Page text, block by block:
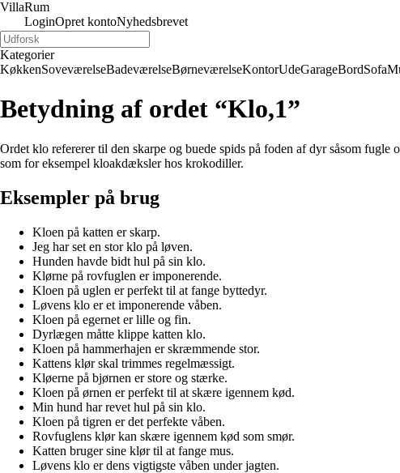
VillaRum
LoginOpret kontoNyhedsbrevet
Kategorier
KøkkenSoveværelseBadeværelseBørneværelseKontorUdeGarageBordSofa
Betydning af ordet “Klo,1”
Ordet klo refererer til den skarpe og buede spids på foden af dyr såsom
som for eksempel kloakdæksler hos krokodiller.
Eksempler på brug
Kloen på katten er skarp.
Jeg har set en stor klo på løven.
Hunden havde bidt hul på sin klo.
Klørne på rovfuglen er imponerende.
Kloen på uglen er perfekt til at fange byttedyr.
Løvens klo er et imponerende våben.
Kloen på egernet er lille og fin.
Dyrlægen måtte klippe katten klo.
Kloen på hammerhajen er skræmmende stor.
Kattens klør skal trimmes regelmæssigt.
Kløerne på bjørnen er store og stærke.
Kloen på ørnen er perfekt til at skære igennem kød.
Min hund har revet hul på sin klo.
Kloen på tigren er det perfekte våben.
Rovfuglens klør kan skære igennem kød som smør.
Katten bruger sine klør til at fange mus.
Løvens klo er dens vigtigste våben under jagten.